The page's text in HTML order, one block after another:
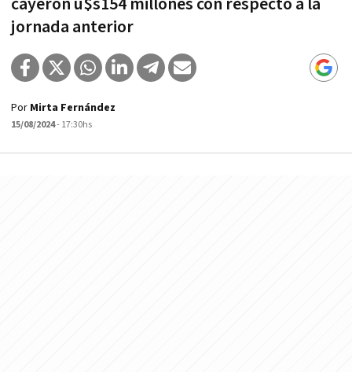
jornada anterior
Por Mirta Fernández
15/08/2024- 17:30hs